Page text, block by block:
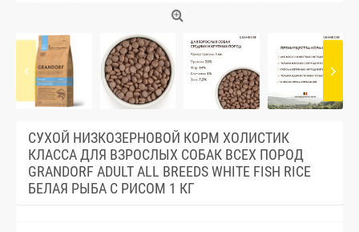
СУХОЙ НИЗКОЗЕРНОВОЙ КОРМ ХОЛИСТИК
КЛАССА ДЛЯ ВЗРОСЛЫХ СОБАК ВСЕХ ПОРОД
GRANDORF ADULT ALL BREEDS WHITE FISH RICE
БЕЛАЯ РЫБА С РИСОМ 1 КГ